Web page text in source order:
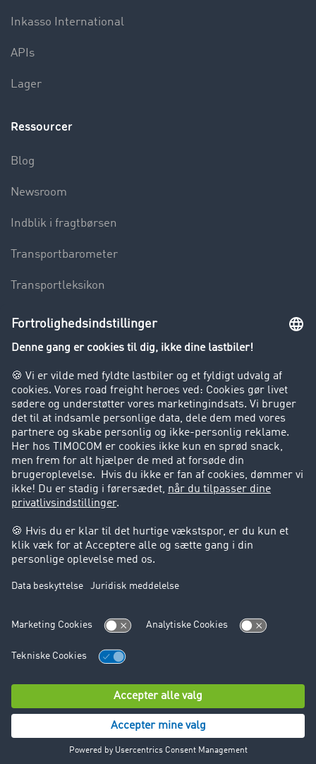
Inkasso International
APIs
Lager
Ressourcer
Blog
Newsroom
Indblik i fragtbørsen
Transportbarometer
Transportleksikon
Lastbilkørsel forbudt
Kunder hverver kunder
Success Stories
Support
Support
Juridiske forhold
Kolofon
Brugerbetingelser
© TIMOCOM GmbH 2026. Alle rettigheder forbeholdt